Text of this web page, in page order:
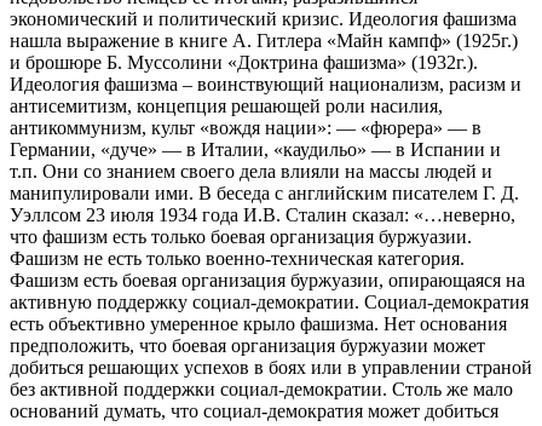
экономический и политический кризис. Идеология фашизма
нашла выражение в книге А. Гитлера «Майн кампф» (1925г.)
и брошюре Б. Муссолини «Доктрина фашизма» (1932г.).
Идеология фашизма – воинствующий национализм, расизм и
антисемитизм, концепция решающей роли насилия,
антикоммунизм, культ «вождя нации»: — «фюрера» — в
Германии, «дуче» — в Италии, «каудильо» — в Испании и
т.п. Они со знанием своего дела влияли на массы людей и
манипулировали ими. В беседа с английским писателем Г. Д.
Уэллсом 23 июля 1934 года И.В. Сталин сказал: «…неверно,
что фашизм есть только боевая организация буржуазии.
Фашизм не есть только военно-техническая категория.
Фашизм есть боевая организация буржуазии, опирающаяся на
активную поддержку социал-демократии. Социал-демократия
есть объективно умеренное крыло фашизма. Нет основания
предположить, что боевая организация буржуазии может
добиться решающих успехов в боях или в управлении страной
без активной поддержки социал-демократии. Столь же мало
оснований думать, что социал-демократия может добиться